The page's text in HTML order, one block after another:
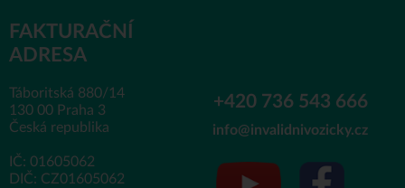
FAKTURAČNÍ
ADRESA
Táboritská 880/14
130 00 Praha 3
Česká republika
IČ: 01605062
DIČ: CZ01605062
+420 736 543 666
info@invalidnivozicky.cz